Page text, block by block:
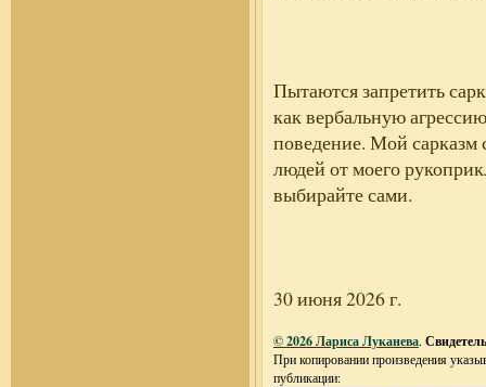
Пытаются запретить
как вербальную
поведение. Мой сарказм
людей от моего
выбирайте сами.
30 июня 2026 г.
© 2026 Лариса Луканева.
При копировании произведения
публикации: